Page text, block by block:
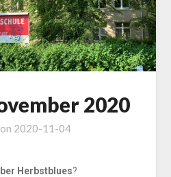
2020
2020-11-04
Herbstblues?